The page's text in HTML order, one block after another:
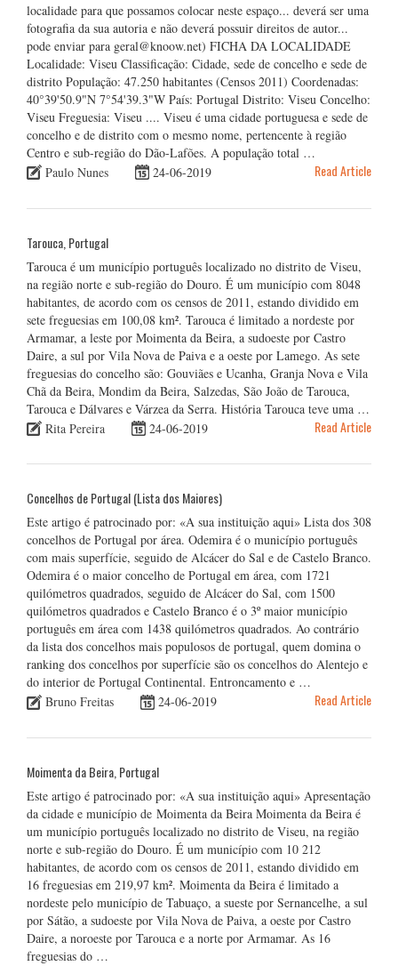
localidade para que possamos colocar neste espaço... deverá ser uma
fotografia da sua autoria e não deverá possuir direitos de autor...
pode enviar para geral@knoow.net) FICHA DA LOCALIDADE
Localidade: Viseu Classificação: Cidade, sede de concelho e sede de
distrito População: 47.250 habitantes (Censos 2011) Coordenadas:
40°39'50.9"N 7°54'39.3"W País: Portugal Distrito: Viseu Concelho:
Viseu Freguesia: Viseu .... Viseu é uma cidade portuguesa e sede de
concelho e de distrito com o mesmo nome, pertencente à região
Centro e sub-região do Dão-Lafões. A população total …
Paulo Nunes
24-06-2019 Read Article
Tarouca, Portugal
Tarouca é um município português localizado no distrito de Viseu,
na região norte e sub-região do Douro. É um município com 8048
habitantes, de acordo com os censos de 2011, estando dividido em
sete freguesias em 100,08 km². Tarouca é limitado a nordeste por
Armamar, a leste por Moimenta da Beira, a sudoeste por Castro
Daire, a sul por Vila Nova de Paiva e a oeste por Lamego. As sete
freguesias do concelho são: Gouviães e Ucanha, Granja Nova e Vila
Chã da Beira, Mondim da Beira, Salzedas, São João de Tarouca,
Tarouca e Dálvares e Várzea da Serra. História Tarouca teve uma …
Rita Pereira
24-06-2019 Read Article
Concelhos de Portugal (Lista dos Maiores)
Este artigo é patrocinado por: «A sua instituição aqui» Lista dos 308
concelhos de Portugal por área. Odemira é o município português
com mais superfície, seguido de Alcácer do Sal e de Castelo Branco.
Odemira é o maior concelho de Portugal em área, com 1721
quilómetros quadrados, seguido de Alcácer do Sal, com 1500
quilómetros quadrados e Castelo Branco é o 3º maior município
português em área com 1438 quilómetros quadrados. Ao contrário
da lista dos concelhos mais populosos de portugal, quem domina o
ranking dos concelhos por superfície são os concelhos do Alentejo e
do interior de Portugal Continental. Entroncamento e …
Bruno Freitas
24-06-2019 Read Article
Moimenta da Beira, Portugal
Este artigo é patrocinado por: «A sua instituição aqui» Apresentação
da cidade e município de Moimenta da Beira Moimenta da Beira é
um município português localizado no distrito de Viseu, na região
norte e sub-região do Douro. É um município com 10 212
habitantes, de acordo com os censos de 2011, estando dividido em
16 freguesias em 219,97 km². Moimenta da Beira é limitado a
nordeste pelo município de Tabuaço, a sueste por Sernancelhe, a sul
por Sátão, a sudoeste por Vila Nova de Paiva, a oeste por Castro
Daire, a noroeste por Tarouca e a norte por Armamar. As 16
freguesias do …